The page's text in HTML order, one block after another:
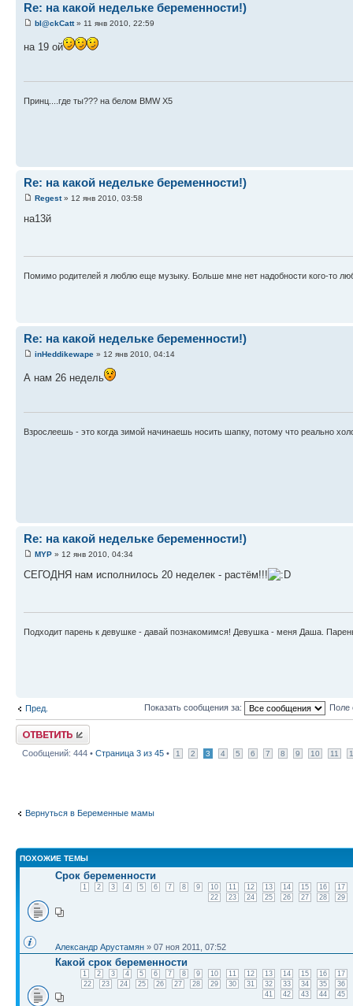
Re: на какой недельке беременности!)
bl@ckCatt» 11 янв 2010, 22:59
на 19 ой
Принц....где ты??? на белом BMW X5
Re: на какой недельке беременности!)
Regest» 12 янв 2010, 03:58
на13й
Помимо родителей я люблю еще музыку. Больше мне нет надобности кого-то
Re: на какой недельке беременности!)
inHeddikewape » 12 янв 2010, 04:14
А нам 26 недель
Взрослеешь - это когда зимой начинаешь носить шапку, потому что реально
Re: на какой недельке беременности!)
MYP » 12 янв 2010, 04:34
СЕГОДНЯ нам исполнилось 20 неделек - растём!!!
Подходит парень к девушке - давай познакомимся! Девушка - меня Даша.
Пред. Показать сообщения за: Поле
Ответить
Сообщений: 444 • Страница 3 из 45 • 1 2 3 4 5 6 7 8 9 10 11
Вернуться в Беременные мамы
ПОХОЖИЕ ТЕМЫ
Срок беременности
1 2 3 4 5 6 7 8 9 10 11 12 13 14 15 16
17
22
23 24 25 26 27 28 29
Александр Арустамян » 07 ноя 2011, 07:52
Какой срок беременности
1 2 3 4 5 6 7 8 9 10 11 12 13 14 15 16
17
22
23 24 25 26 27 28 29 30 31 32 33 34 35
36
41
42 43 44 45